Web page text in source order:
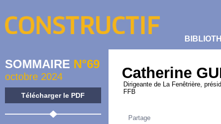
SOMMAIRE N°69
octobre 2024
Télécharger le PDF
Catherine
Dirigeante de La Fenêtrière,
FFB
Partage